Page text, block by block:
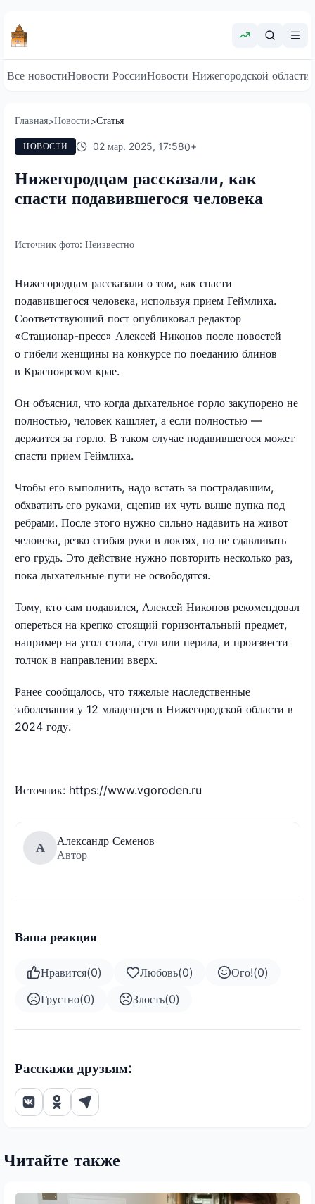
Все новостиНовости РоссииНовости Нижегородской области
Главная>Новости>Статья
НОВОСТИ 02 мар. 2025, 17:580+
Нижегородцам рассказали, как
спасти подавившегося человека
Источник фото: Неизвестно
Нижегородцам рассказали о том, как спасти
подавившегося человека, используя прием Геймлиха.
Соответствующий пост опубликовал редактор
«Стационар-пресс» Алексей Никонов после новостей
о гибели женщины на конкурсе по поеданию блинов
в Красноярском крае.
Он объяснил, что когда дыхательное горло закупорено не
полностью, человек кашляет, а если полностью —
держится за горло. В таком случае подавившегося может
спасти прием Геймлиха.
Чтобы его выполнить, надо встать за пострадавшим,
обхватить его руками, сцепив их чуть выше пупка под
ребрами. После этого нужно сильно надавить на живот
человека, резко сгибая руки в локтях, но не сдавливать
его грудь. Это действие нужно повторить несколько раз,
пока дыхательные пути не освободятся.
Тому, кто сам подавился, Алексей Никонов рекомендовал
опереться на крепко стоящий горизонтальный предмет,
например на угол стола, стул или перила, и произвести
толчок в направлении вверх.
Ранее сообщалось, что тяжелые наследственные
заболевания у 12 младенцев в Нижегородской области в
2024 году.
Источник: https://www.vgoroden.ru
А
Александр Семенов
Автор
Ваша реакция
Нравится(0) Любовь(0) Ого!(0)
Грустно(0) Злость(0)
Расскажи друзьям:
Читайте также